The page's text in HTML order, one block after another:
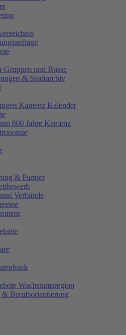
Gruppen und Busse
& Stadtarchiv
Kamenz Kalender
800 Jahre Kamenz
& Partner
Verbände
Wachstumsregion
& Berufsorientierung